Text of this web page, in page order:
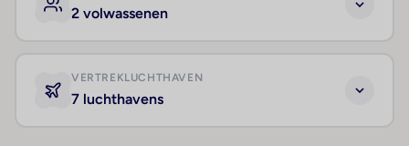
2 volwassenen
VERTREKLUCHTHAVEN
7 luchthavens